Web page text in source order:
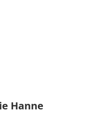
Hanne